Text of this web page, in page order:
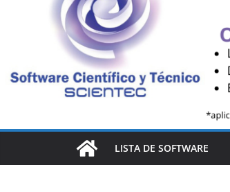
LISTA DE SOFTWARE